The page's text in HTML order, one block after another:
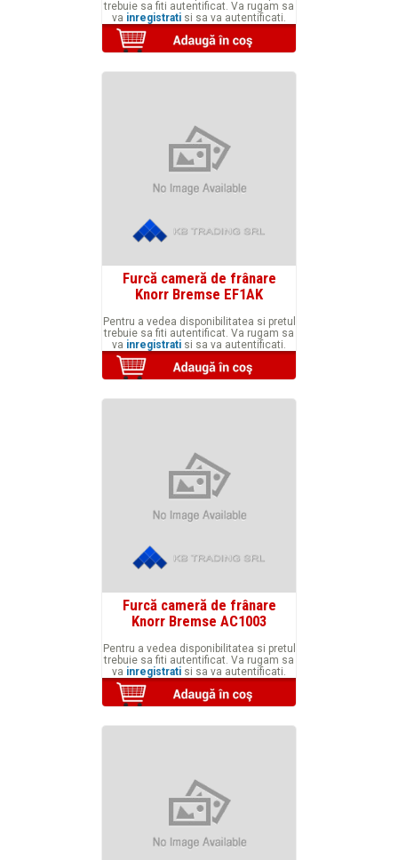
trebuie sa fiti autentificat. Va rugam sa
va inregistrati si sa va autentificati.
Furcă cameră de frânare
Knorr Bremse EF1AK
Pentru a vedea disponibilitatea si pretul
trebuie sa fiti autentificat. Va rugam sa
va inregistrati si sa va autentificati.
Furcă cameră de frânare
Knorr Bremse AC1003
Pentru a vedea disponibilitatea si pretul
trebuie sa fiti autentificat. Va rugam sa
va inregistrati si sa va autentificati.